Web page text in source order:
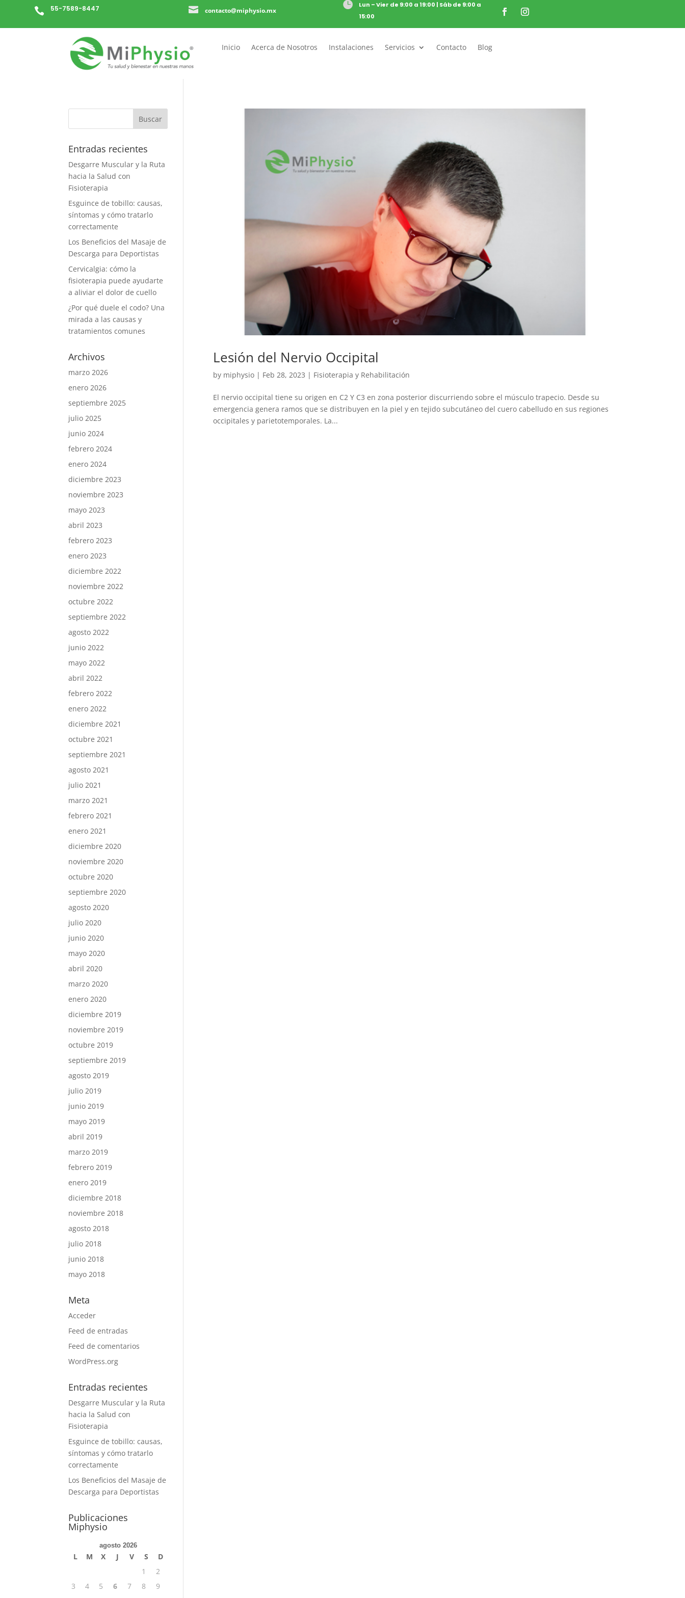
 55-7589-8447  contacto@miphysio.mx

Lun – Vier de 9:00 a 19:00 | Sáb de 9:00 a
15:00
Inicio Acerca de Nosotros Instalaciones Servicios Contacto Blog
Lesión del Nervio Occipital
by miphysio| Feb 28, 2023 | Fisioterapia y Rehabilitación
El nervio occipital tiene su origen en C2 Y C3 en zona posterior discurriendo sobre el músculo trapecio. Desde su
emergencia genera ramos que se distribuyen en la piel y en tejido subcutáneo del cuero cabelludo en sus regiones
occipitales y parietotemporales. La...
Entradas recientes
Desgarre Muscular y la Ruta
hacia la Salud con
Fisioterapia
Esguince de tobillo: causas,
síntomas y cómo tratarlo
correctamente
Los Beneficios del Masaje de
Descarga para Deportistas
Cervicalgia: cómo la
fisioterapia puede ayudarte
a aliviar el dolor de cuello
¿Por qué duele el codo? Una
mirada a las causas y
tratamientos comunes
Archivos
marzo 2026
enero 2026
septiembre 2025
julio 2025
junio 2024
febrero 2024
enero 2024
diciembre 2023
noviembre 2023
mayo 2023
abril 2023
febrero 2023
enero 2023
diciembre 2022
noviembre 2022
octubre 2022
septiembre 2022
agosto 2022
junio 2022
mayo 2022
abril 2022
febrero 2022
enero 2022
diciembre 2021
octubre 2021
septiembre 2021
agosto 2021
julio 2021
marzo 2021
febrero 2021
enero 2021
diciembre 2020
noviembre 2020
octubre 2020
septiembre 2020
agosto 2020
julio 2020
junio 2020
mayo 2020
abril 2020
marzo 2020
enero 2020
diciembre 2019
noviembre 2019
octubre 2019
septiembre 2019
agosto 2019
julio 2019
junio 2019
mayo 2019
abril 2019
marzo 2019
febrero 2019
enero 2019
diciembre 2018
noviembre 2018
agosto 2018
julio 2018
junio 2018
mayo 2018
Meta
Acceder
Feed de entradas
Feed de comentarios
WordPress.org
Entradas recientes
Desgarre Muscular y la Ruta
hacia la Salud con
Fisioterapia
Esguince de tobillo: causas,
síntomas y cómo tratarlo
correctamente
Los Beneficios del Masaje de
Descarga para Deportistas
Publicaciones
Miphysio
agosto 2026
L M X J V S
D
1
2
3
4 5 6 7 8
9